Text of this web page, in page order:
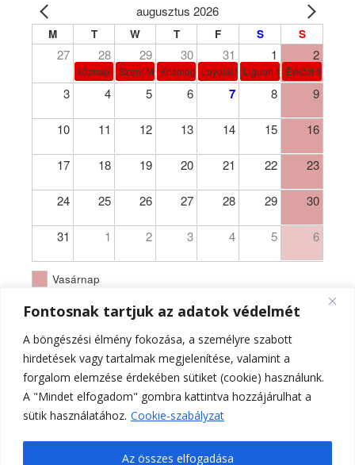
Fontosnak tartjuk az adatok védelmét
A böngészési élmény fokozása, a személyre szabott
hirdetések vagy tartalmak megjelenítése, valamint a
forgalom elemzése érdekében sütiket (cookie) használunk.
A "Mindet elfogadom" gombra kattintva hozzájárulhat a
sütik használatához. Cookie-szabályzat
Az összes elfogadása
augusztus 2026
M T W T F S S
27 28 29 30 31 1 2
köznap Szent Márta, Mária és Lázár
Krizológ Szent Péter
Loyolai Szent IgnácLiguori Szent Alfonz pk-et.
Évközi 18.
3 4 5 6 7 8 9
10 11 12 13 14 15 16
17 18 19 20 21 22 23
24 25 26 27 28 29 30
31 1 2 3 4 5 6
Vasárnap